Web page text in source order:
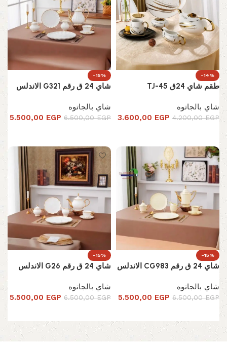
-14%
طقم شاي 24ق TJ-45
شاي بالجاتوه
4.200,00EGP
3.600,00 EGP
-15%
شاي 24 ق رقم G321 الاندلس
شاي بالجاتوه
6.500,00EGP
5.500,00 EGP
-15%
شاي 24 ق رقم CG983 الاندلس
شاي بالجاتوه
6.500,00EGP
5.500,00 EGP
-15%
شاي 24 ق رقم G26 الاندلس
شاي بالجاتوه
6.500,00EGP
5.500,00 EGP